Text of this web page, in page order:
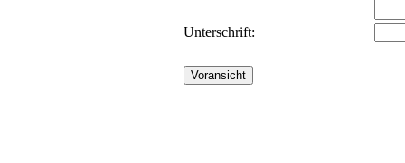
Unterschrift: